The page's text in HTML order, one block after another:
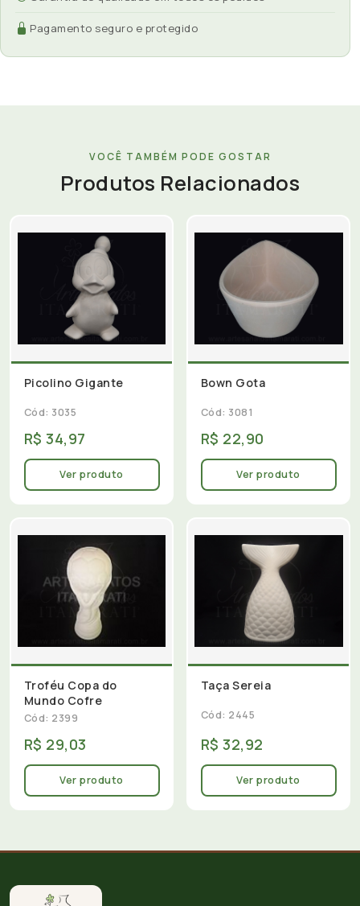
Pagamento seguro e protegido
VOCÊ TAMBÉM PODE GOSTAR
Produtos Relacionados
Picolino Gigante
Cód: 3035
R$ 34,97
Ver produto
Bown Gota
Cód: 3081
R$ 22,90
Ver produto
Troféu Copa do
Mundo Cofre
Cód: 2399
R$ 29,03
Ver produto
Taça Sereia
Cód: 2445
R$ 32,92
Ver produto